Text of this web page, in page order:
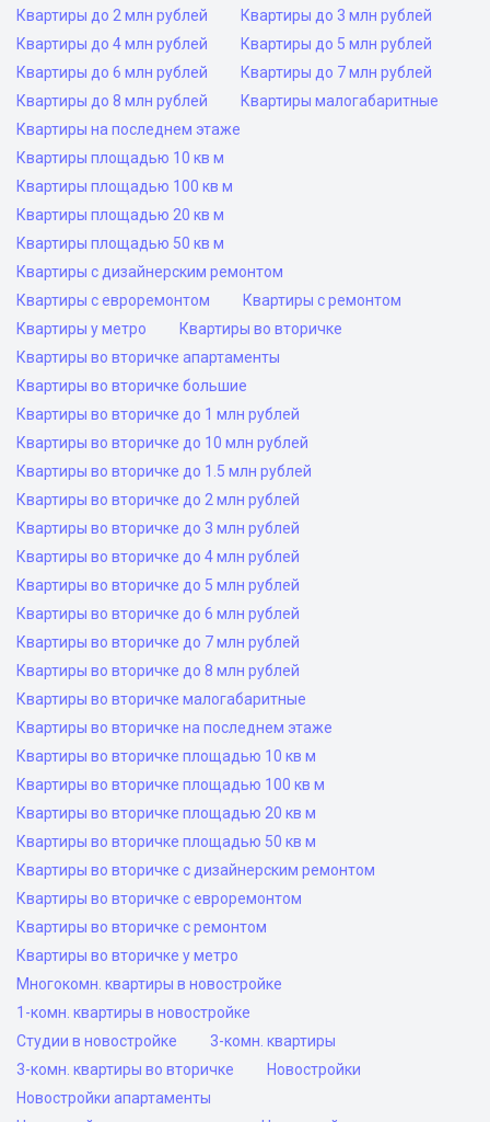
Квартиры до 2 млн рублей
Квартиры до 3 млн рублей
Квартиры до 4 млн рублей
Квартиры до 5 млн рублей
Квартиры до 6 млн рублей
Квартиры до 7 млн рублей
Квартиры до 8 млн рублей
Квартиры малогабаритные
Квартиры на последнем этаже
Квартиры площадью 10 кв м
Квартиры площадью 100 кв м
Квартиры площадью 20 кв м
Квартиры площадью 50 кв м
Квартиры с дизайнерским ремонтом
Квартиры с евроремонтом
Квартиры с ремонтом
Квартиры у метро
Квартиры во вторичке
Квартиры во вторичке апартаменты
Квартиры во вторичке большие
Квартиры во вторичке до 1 млн рублей
Квартиры во вторичке до 10 млн рублей
Квартиры во вторичке до 1.5 млн рублей
Квартиры во вторичке до 2 млн рублей
Квартиры во вторичке до 3 млн рублей
Квартиры во вторичке до 4 млн рублей
Квартиры во вторичке до 5 млн рублей
Квартиры во вторичке до 6 млн рублей
Квартиры во вторичке до 7 млн рублей
Квартиры во вторичке до 8 млн рублей
Квартиры во вторичке малогабаритные
Квартиры во вторичке на последнем этаже
Квартиры во вторичке площадью 10 кв м
Квартиры во вторичке площадью 100 кв м
Квартиры во вторичке площадью 20 кв м
Квартиры во вторичке площадью 50 кв м
Квартиры во вторичке с дизайнерским ремонтом
Квартиры во вторичке с евроремонтом
Квартиры во вторичке с ремонтом
Квартиры во вторичке у метро
Многокомн. квартиры в новостройке
1-комн. квартиры в новостройке
Студии в новостройке
3-комн. квартиры
3-комн. квартиры во вторичке
Новостройки
Новостройки апартаменты